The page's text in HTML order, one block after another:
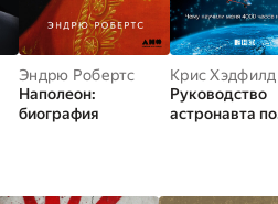
Эндрю Робертс
Наполеон:
биография
Крис Хэдфилд
Руководство
астронавта по
орбите